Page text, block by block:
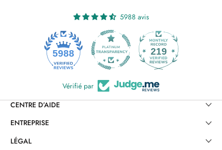
5988 avis
5988 219
Vérifié par
CENTRE D’AIDE
ENTREPRISE
LÉGAL